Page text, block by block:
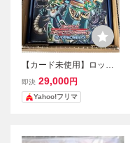
【カード未使用】ロック
マンX メガミッション セ
レクションボックス カー
ドダス トレカ
即決 29,000円
Yahoo!フリマ